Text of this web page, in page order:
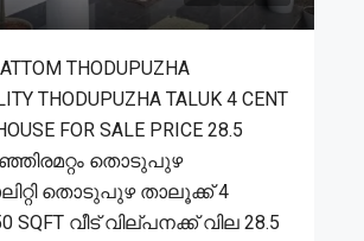
THODUPUZHA
THODUPUZHA TALUK 4 CENT
FOR SALE PRICE 28.5
തൊടുപുഴ
തൊടുപുഴ താലൂക്ക് 4
വീട് വില്പനക്ക് വില 28.5